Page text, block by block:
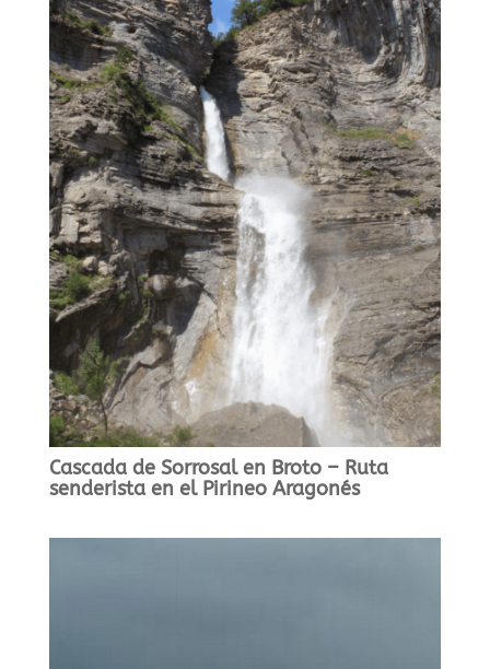
Cascada de Sorrosal en Broto – Ruta
senderista en el Pirineo Aragonés